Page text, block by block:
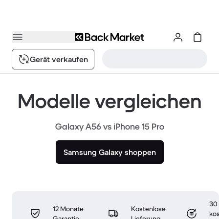
Gerät verkaufen
Modelle vergleichen
Galaxy A56 vs iPhone 15 Pro
Samsung Galaxy shoppen
12 Monate
Kostenlose
30